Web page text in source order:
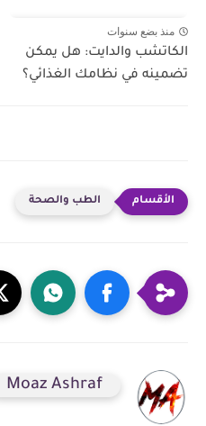
منذ بضع سنوات
الكاتشب والدايت: هل يمكن
تضمينه في نظامك الغذائي؟
الطب والصحة
Moaz Ashraf